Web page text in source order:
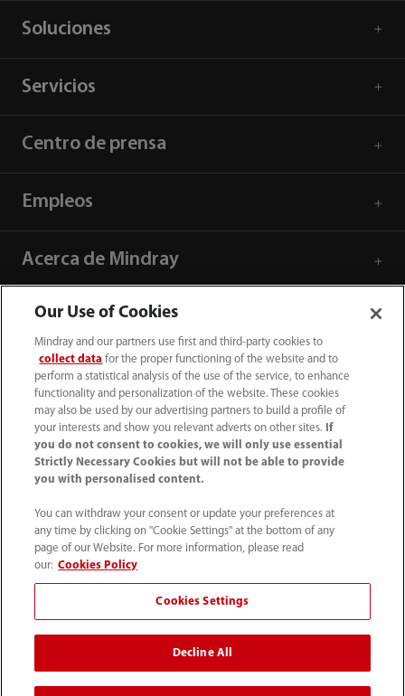
Soluciones
Servicios
Centro de prensa
Empleos
Acerca de Mindray
Información de contacto
52 55 5661 9450
intl-market@mindray.com
Condiciones de uso｜Mapa del sitio｜Aviso cookies｜
Contáctenos
Our Use of Cookies
Mindray and our partners use first and third-party cookies to
collect data for the proper functioning of the website and to
perform a statistical analysis of the use of the service, to enhance
functionality and personalization of the website. These cookies
may also be used by our advertising partners to build a profile of
your interests and show you relevant adverts on other sites.
If
you do not consent to cookies, we will only use essential
Strictly Necessary Cookies but will not be able to provide
you with personalised content.
You can withdraw your consent or update your preferences at
any time by clicking on "Cookie Settings" at the bottom of any
page of our Website. For more information, please read
our: Cookies Policy
Cookies Settings
Decline All